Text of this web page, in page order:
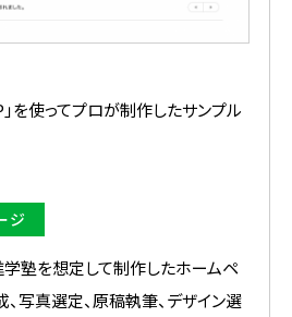
を使ってプロが制作したサンプル
ジ
塾を想定して制作したホームペ
、写真選定、原稿執筆、デザイン選